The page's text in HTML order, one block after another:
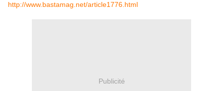
http://www.bastamag.net/article1776.html
Publicité